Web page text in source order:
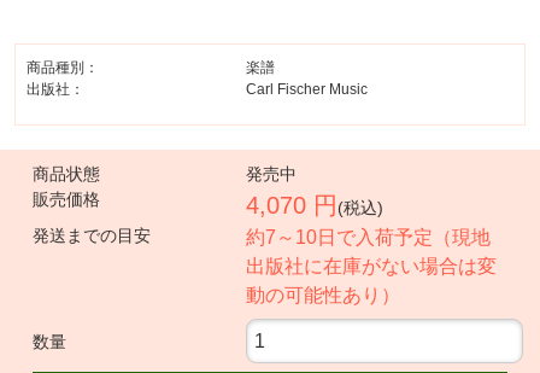
商品種別：
楽譜
出版社：
Carl Fischer Music
商品状態
発売中
販売価格
4,070 円 (税込)
発送までの目安
約7～10日で入荷予定（現地
出版社に在庫がない場合は変
動の可能性あり）
数量